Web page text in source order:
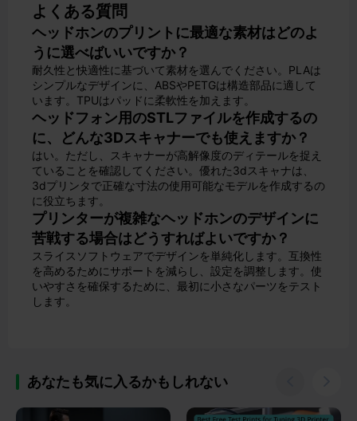
よくある質問
ヘッドホンのプリントに最適な素材はどのよ
うに選べばいいですか？
耐久性と快適性に基づいて素材を選んでください。PLAは
シンプルなデザインに、ABSやPETGは構造部品に適して
います。TPUはパッドに柔軟性を加えます。
ヘッドフォン用のSTLファイルを作成するの
に、どんな3Dスキャナーでも使えますか？
はい。ただし、スキャナーが高解像度のディテールを捉え
ていることを確認してください。優れた3dスキャナは、
3dプリンタで正確な寸法の使用可能なモデルを作成するの
に役立ちます。
プリンターが複雑なヘッドホンのデザインに
苦戦する場合はどうすればよいですか？
スライスソフトウェアでデザインを単純化します。互換性
を高めるためにサポートを減らし、設定を調整します。使
いやすさを確保するために、最初に小さなパーツをテスト
します。
あなたも気に入るかもしれない